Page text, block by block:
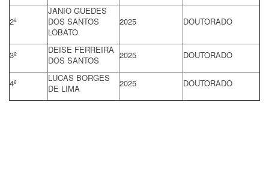
2ª
JANIO GUEDES
DOS SANTOS
LOBATO
2025 DOUTORADO
3º
DEISE FERREIRA
DOS SANTOS
2025 DOUTORADO
4º
LUCAS BORGES
DE LIMA
2025 DOUTORADO